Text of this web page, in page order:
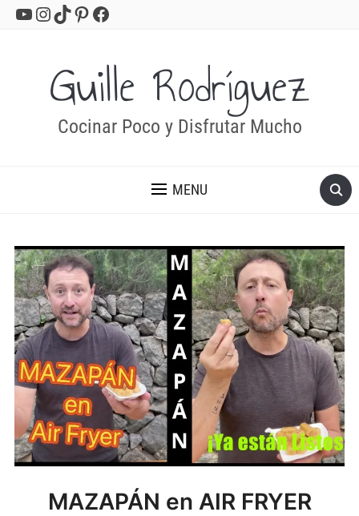
YouTube
Instagram
TikTok
Pinterest
Facebook
Guille Rodríguez
Cocinar Poco y Disfrutar Mucho
MENU
MAZAPÁN en AIR FRYER